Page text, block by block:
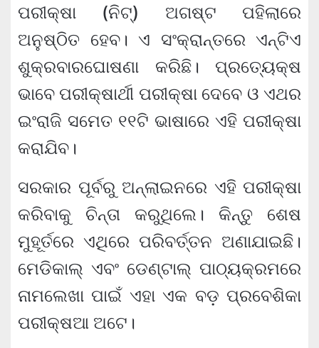
ପରୀକ୍ଷା (ନିଟ୍‌) ଅଗଷ୍ଟ ପହିଲାରେ
ଅନୁଷ୍ଠିତ ହେବ। ଏ ସଂକ୍ରାନ୍ତରେ ଏନ୍‌ଟିଏ
ଶୁକ୍ରବାରଘୋଷଣା କରିଛି। ପ୍ରତ୍ୟେକ୍ଷ
ଭାବେ ପରୀକ୍ଷାର୍ଥୀ ପରୀକ୍ଷା ଦେବେ ଓ ଏଥର
ଇଂରାଜି ସମେତ ୧୧ଟି ଭାଷାରେ ଏହି ପରୀକ୍ଷା
କରାଯିବ।
ସରକାର ପୂର୍ବରୁ ଅନ୍‌ଲାଇନରେ ଏହି ପରୀକ୍ଷା
କରିବାକୁ ଚିନ୍ତା କରୁଥିଲେ। କିନ୍ତୁ ଶେଷ
ମୁହୂର୍ତରେ ଏଥିରେ ପରିବର୍ତ୍ତନ ଅଣାଯାଇଛି।
ମେଡିକାଲ୍ ଏବଂ ଡେଣ୍ଟାଲ୍ ପାଠ୍ୟକ୍ରମରେ
ନାମଲେଖା ପାଇଁ ଏହା ଏକ ବଡ଼ ପ୍ରବେଶିକା
ପରୀକ୍ଷଆ ଅଟେ।